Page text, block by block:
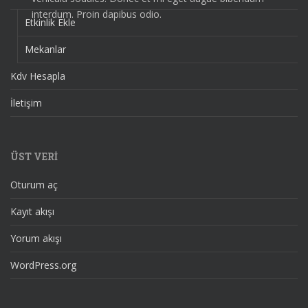
interdum. Proin dapibus odio.
Etkinlik Ekle
Mekanlar
Kdv Hesapla
İletişim
ÜST VERI
Oturum aç
Kayıt akışı
Yorum akışı
WordPress.org